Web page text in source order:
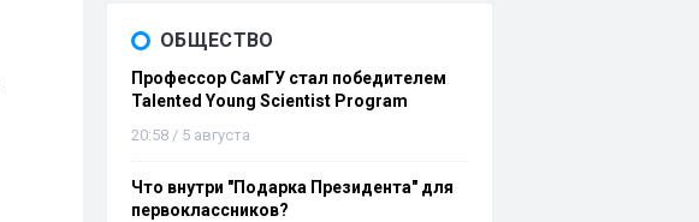
ОБЩЕСТВО
Профессор СамГУ стал победителем
Talented Young Scientist Program
20:58 / 5 августа
Что внутри "Подарка Президента" для
первоклассников?